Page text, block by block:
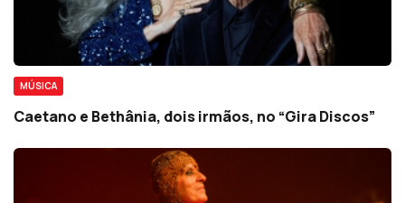
MÚSICA
Caetano e Bethânia, dois irmãos, no “Gira Discos”